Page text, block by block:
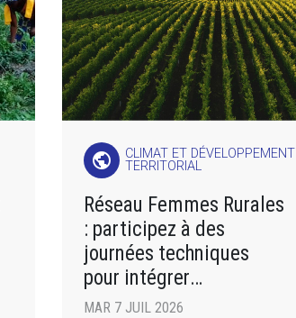
public
CLIMAT ET DÉVELOPPEMENT
TERRITORIAL
Réseau Femmes Rurales
: participez à des
journées techniques
pour intégrer
des pratiques agricoles
MAR 7 JUIL 2026